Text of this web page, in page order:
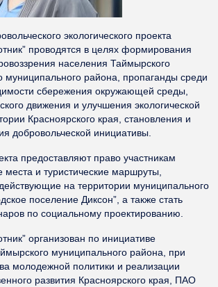
экологического проекта
проводятся в целях формирования
населения Таймырского
муниципального района, пропаганды среди
сбережения окружающей среды,
движения и улучшения экологической
Красноярского края, становления и
добровольческой инициативы.
предоставляют право участникам
места и туристические маршруты,
на территории муниципального
поселение Диксон”, а также стать
по социальному проектированию.
организован по инициативе
муниципального района, при
молодежной политики и реализации
развития Красноярского края, ПАО